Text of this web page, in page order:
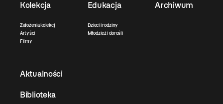
Kolekcja
Założenia kolekcji
Artyści
Filmy
Edukacja
Dzieci i rodziny
Młodzież i dorośli
Archiwum
Aktualności
Biblioteka